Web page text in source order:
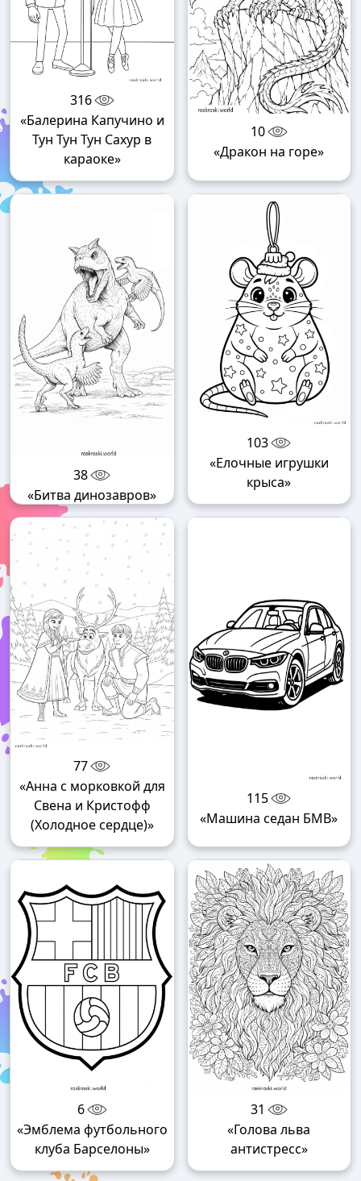
316
«Балерина Капучино и
Тун Тун Тун Сахур в
караоке»
10
«Дракон на горе»
38
«Битва динозавров»
103
«Елочные игрушки
крыса»
77
«Анна с морковкой для
Свена и Кристофф
(Холодное сердце)»
115
«Машина седан БМВ»
6
«Эмблема футбольного
клуба Барселоны»
31
«Голова льва
антистресс»